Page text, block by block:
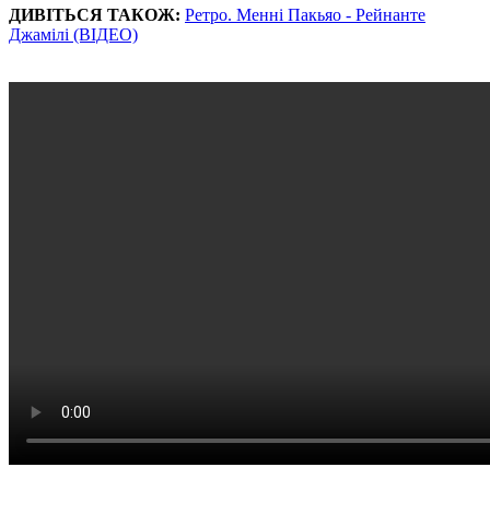
ДИВІТЬСЯ ТАКОЖ: Ретро. Менні Пакьяо - Рейнанте
Джамілі (ВІДЕО)